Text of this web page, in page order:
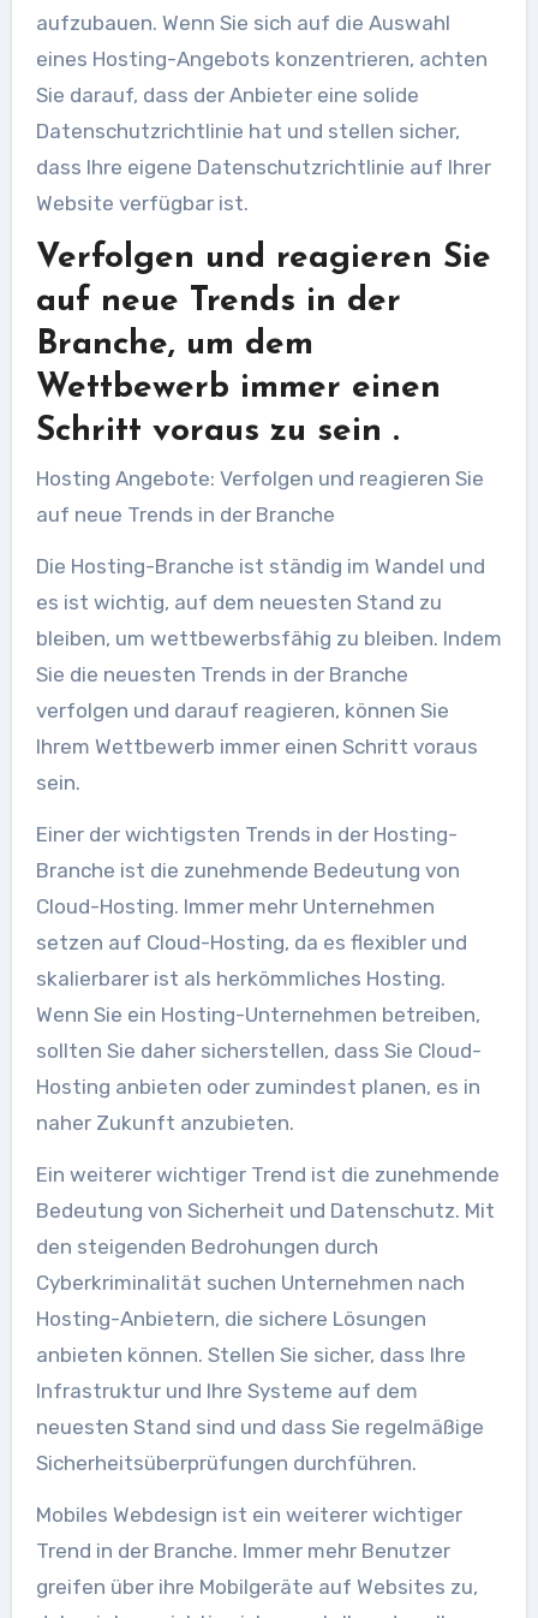
aufzubauen. Wenn Sie sich auf die Auswahl
eines Hosting-Angebots konzentrieren, achten
Sie darauf, dass der Anbieter eine solide
Datenschutzrichtlinie hat und stellen sicher,
dass Ihre eigene Datenschutzrichtlinie auf Ihrer
Website verfügbar ist.
Verfolgen und reagieren Sie
auf neue Trends in der
Branche, um dem
Wettbewerb immer einen
Schritt voraus zu sein .
Hosting Angebote: Verfolgen und reagieren Sie
auf neue Trends in der Branche
Die Hosting-Branche ist ständig im Wandel und
es ist wichtig, auf dem neuesten Stand zu
bleiben, um wettbewerbsfähig zu bleiben. Indem
Sie die neuesten Trends in der Branche
verfolgen und darauf reagieren, können Sie
Ihrem Wettbewerb immer einen Schritt voraus
sein.
Einer der wichtigsten Trends in der Hosting-
Branche ist die zunehmende Bedeutung von
Cloud-Hosting. Immer mehr Unternehmen
setzen auf Cloud-Hosting, da es flexibler und
skalierbarer ist als herkömmliches Hosting.
Wenn Sie ein Hosting-Unternehmen betreiben,
sollten Sie daher sicherstellen, dass Sie Cloud-
Hosting anbieten oder zumindest planen, es in
naher Zukunft anzubieten.
Ein weiterer wichtiger Trend ist die zunehmende
Bedeutung von Sicherheit und Datenschutz. Mit
den steigenden Bedrohungen durch
Cyberkriminalität suchen Unternehmen nach
Hosting-Anbietern, die sichere Lösungen
anbieten können. Stellen Sie sicher, dass Ihre
Infrastruktur und Ihre Systeme auf dem
neuesten Stand sind und dass Sie regelmäßige
Sicherheitsüberprüfungen durchführen.
Mobiles Webdesign ist ein weiterer wichtiger
Trend in der Branche. Immer mehr Benutzer
greifen über ihre Mobilgeräte auf Websites zu,